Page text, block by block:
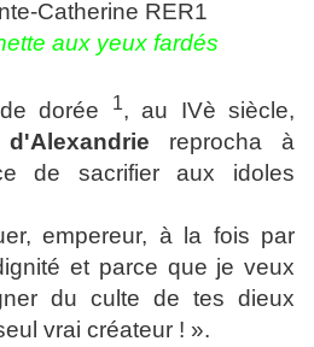
aux yeux fardés
dorée 1, au IVè siècle,
reprocha à
de sacrifier aux idoles
empereur, à la fois par
et parce que je veux
du culte de tes dieux
vrai créateur ! ».